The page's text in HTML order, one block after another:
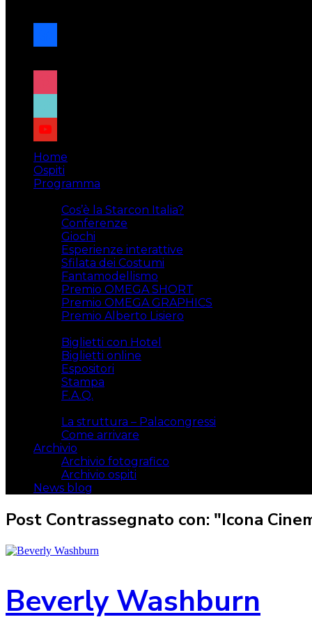
facebook
x
instagram
tiktok
youtube
Home
Ospiti
Programma
Cos’è la Starcon Italia?
Conferenze
Giochi
Esperienze interattive
Sfilata dei Costumi
Fantamodellismo
Premio OMEGA SHORT
Premio OMEGA GRAPHICS
Premio Alberto Lisiero
Biglietti con Hotel
Biglietti online
Espositori
Stampa
F.A.Q.
La struttura – Palacongressi
Come arrivare
Archivio
Archivio fotografico
Archivio ospiti
News blog
Post Contrassegnato con: "Icona
Beverly Washburn